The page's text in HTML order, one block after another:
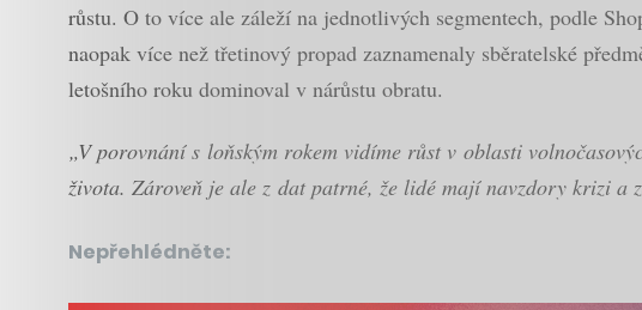
růstu. O to více ale záleží na jednotlivých segmentech, podle
naopak více než třetinový propad zaznamenaly sběratelské
letošního roku dominoval v nárůstu obratu.
„V porovnání s loňským rokem vidíme růst v oblasti
života. Zároveň je ale z dat patrné, že lidé mají navzdory krizi a
Nepřehlédněte: